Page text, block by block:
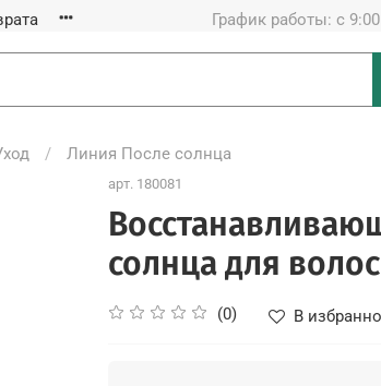
График работы: с
Линия После солнца
арт. 180081
солнца для
(0) В